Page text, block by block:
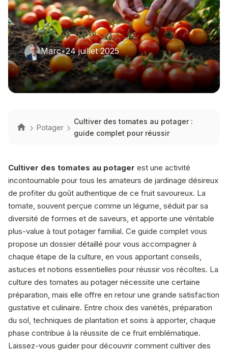
Marc•24 juillet 2025
Potager
Cultiver des tomates au potager :
guide complet pour réussir
Cultiver des tomates au potager est une activité
incontournable pour tous les amateurs de jardinage désireux
de profiter du goût authentique de ce fruit savoureux. La
tomate, souvent perçue comme un légume, séduit par sa
diversité de formes et de saveurs, et apporte une véritable
plus-value à tout potager familial. Ce guide complet vous
propose un dossier détaillé pour vous accompagner à
chaque étape de la culture, en vous apportant conseils,
astuces et notions essentielles pour réussir vos récoltes. La
culture des tomates au potager nécessite une certaine
préparation, mais elle offre en retour une grande satisfaction
gustative et culinaire. Entre choix des variétés, préparation
du sol, techniques de plantation et soins à apporter, chaque
phase contribue à la réussite de ce fruit emblématique.
Laissez-vous guider pour découvrir comment cultiver des